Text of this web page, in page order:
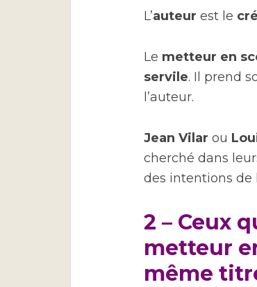
L’auteur est le
Le metteur en
servile. Il prend
l’auteur.
Jean Vilar ou
cherché dans
des intentions de
2 – Ceux
metteur
même